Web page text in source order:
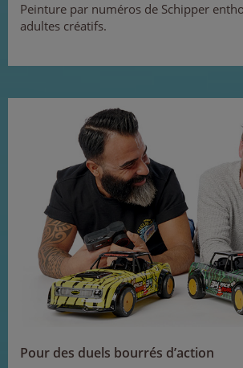
Peinture par numéros de Schipper
adultes créatifs.
Pour des duels bourrés d’action